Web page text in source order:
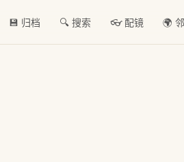
💾 归档 🔍 搜索 👓 配镜 🌍